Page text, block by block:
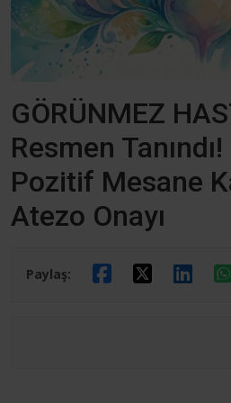
GÖRÜNMEZ
Resmen
Pozitif Mesane
Atezo Onayı
Paylaş: